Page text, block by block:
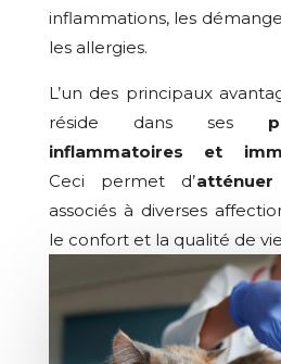
inflammations, les
les allergies.
L’un des principaux
réside dans ses
inflammatoires et
Ceci permet d’
associés à diverses
le confort et la qualité de